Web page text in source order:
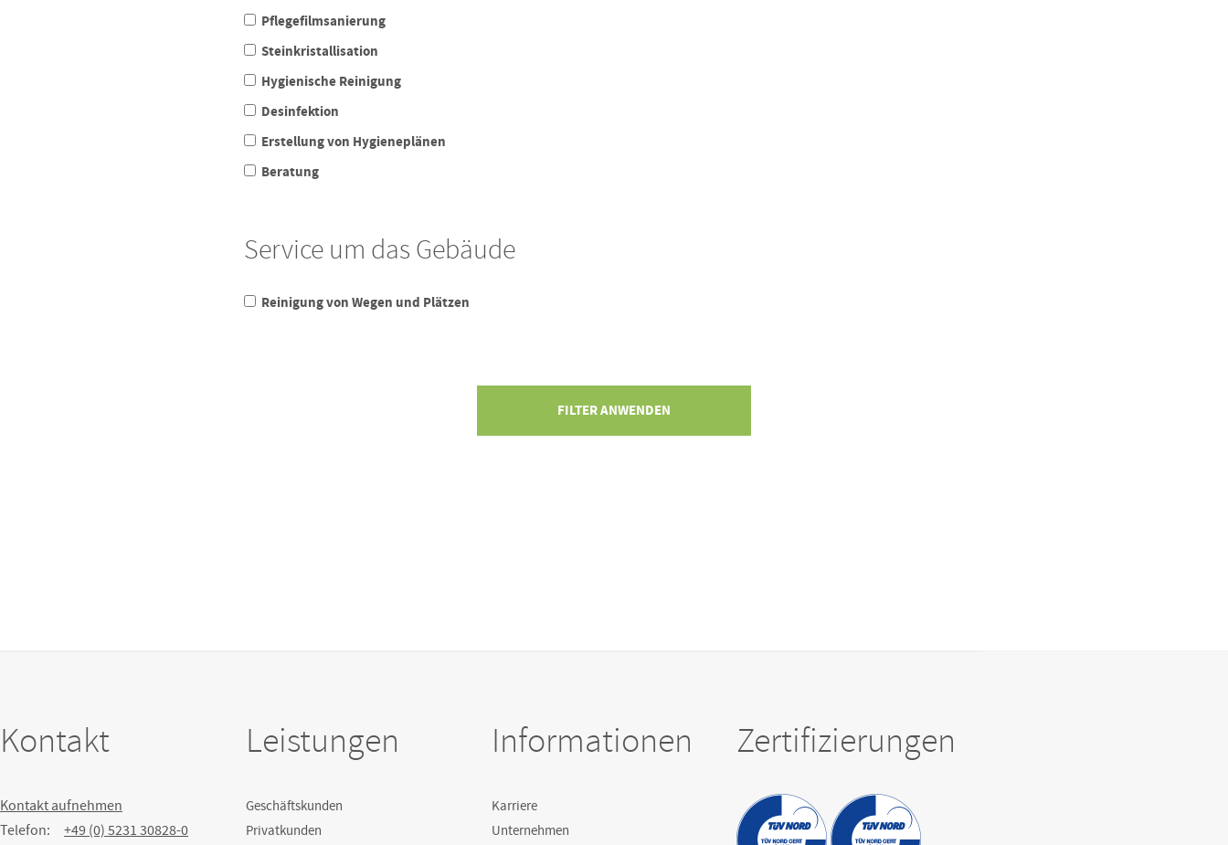
Pflegefilmsanierung
Steinkristallisation
Hygienische Reinigung
Desinfektion
Erstellung von Hygieneplänen
Beratung
Service um das Gebäude
Reinigung von Wegen und Plätzen
Kontakt
Kontakt aufnehmen
Telefon:
+49 (0) 5231 30828-0
Leistungen
Geschäftskunden
Privatkunden
Informationen
Karriere
Unternehmen
Zertifizierungen